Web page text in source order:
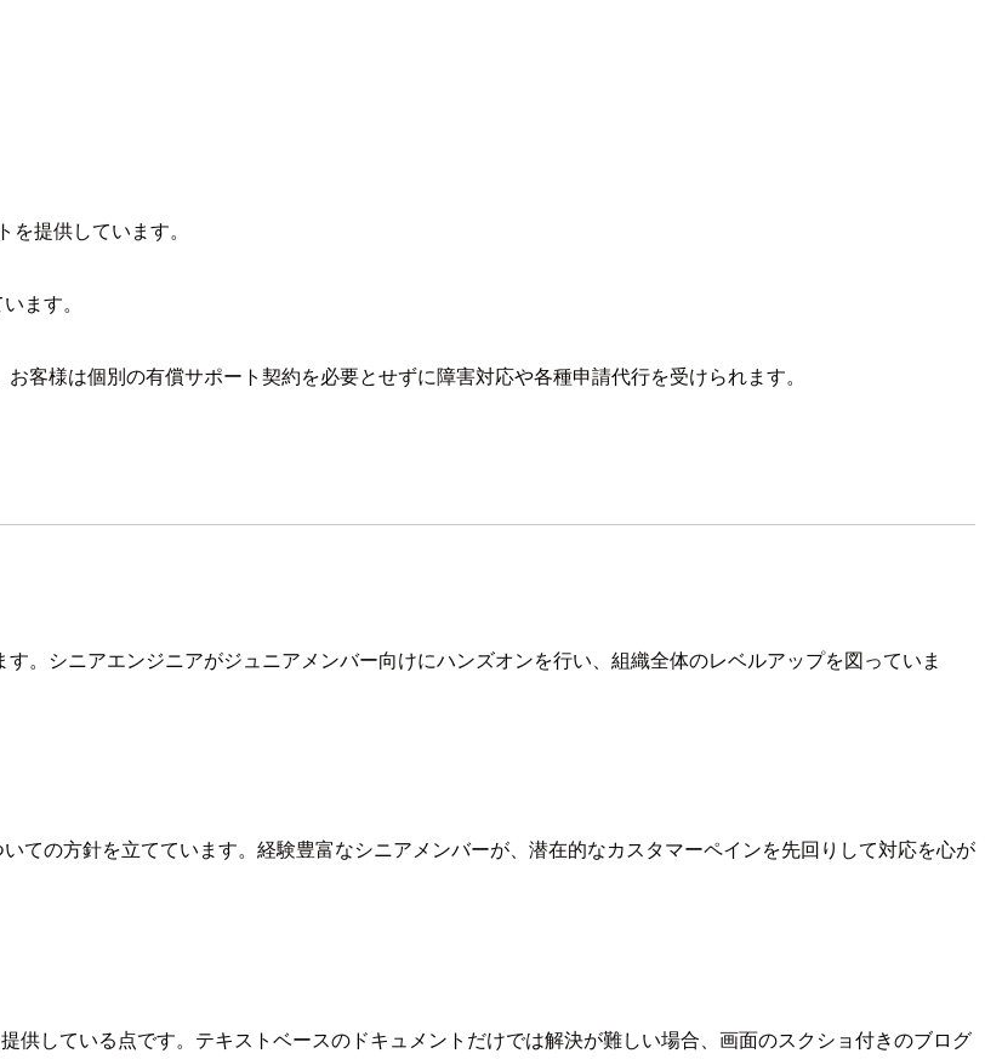
提供しています。
ます。
客様は個別の有償サポート契約を必要とせずに障害対応や各種申請代行を受けられます。
。シニアエンジニアがジュニアメンバー向けにハンズオンを行い、組織全体のレベルアップを図っていま
ての方針を立てています。経験豊富なシニアメンバーが、潜在的なカスタマーペインを先回りして対応を心が
供している点です。テキストベースのドキュメントだけでは解決が難しい場合、画面のスクショ付きのブログ